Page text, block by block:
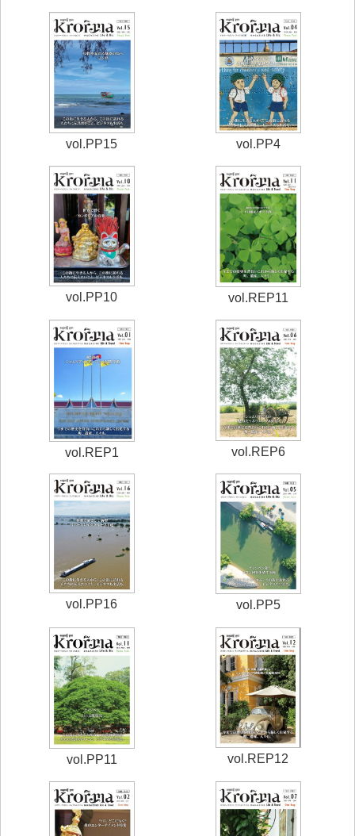
vol.PP15 vol.PP4
vol.PP10 vol.REP11
vol.REP1 vol.REP6
vol.PP16 vol.PP5
vol.PP11 vol.REP12